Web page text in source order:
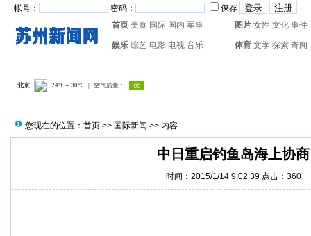
帐号： 密码：
保存
首页 美食 国际 国内 军事 图片 女性 文化 事件
娱乐 综艺 电影 电视 音乐 体育 文学 探索 奇闻
您现在的位置： 首页 >> 国际新闻 >> 内容
中日重启钓鱼岛海上协商
时间：2015/1/14 9:02:39 点击： 360